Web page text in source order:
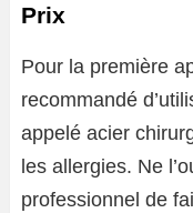
Prix
Pour la première
recommandé
appelé acier
les allergies. Ne
professionnel de